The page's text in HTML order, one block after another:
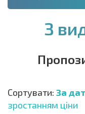
З
Сортувати: За
зростанням ціни